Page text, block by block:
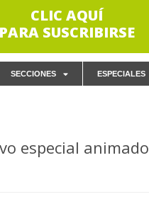
CLIC AQUÍ
PARA SUSCRIBIRSE
SECCIONES ESPECIALES
especial animado